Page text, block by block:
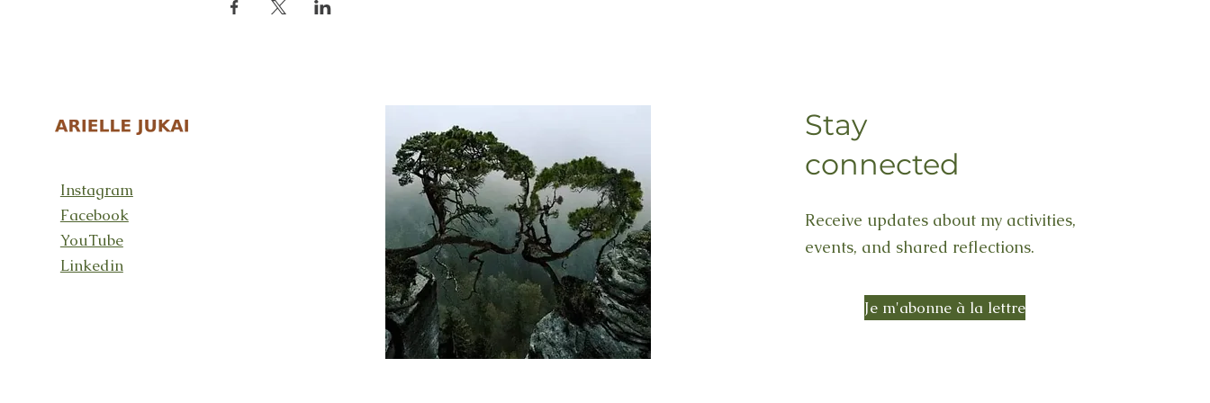
Instagram
Facebook
YouTube
Linkedin
Stay
connected
Receive updates about my activities,
events, and shared reflections.
Je m'abonne à la lettre